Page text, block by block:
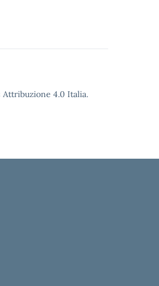
Attribuzione 4.0 Italia.